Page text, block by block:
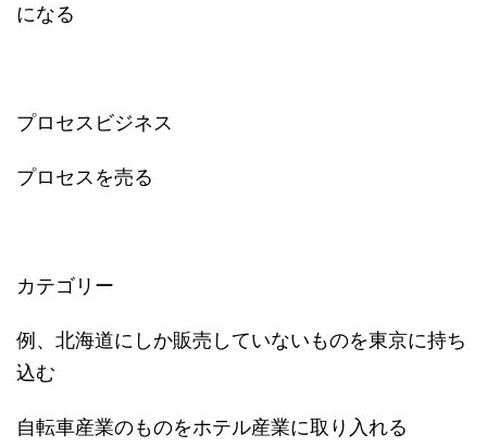
になる
プロセスビジネス
プロセスを売る
カテゴリー
例、北海道にしか販売していないものを東京に持ち
込む
自転車産業のものをホテル産業に取り入れる